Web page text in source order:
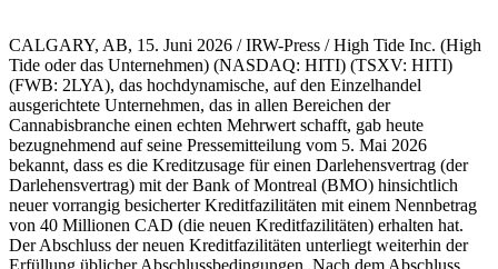
CALGARY, AB, 15. Juni 2026 / IRW-Press / High Tide Inc. (High
Tide oder das Unternehmen) (NASDAQ: HITI) (TSXV: HITI)
(FWB: 2LYA), das hochdynamische, auf den Einzelhandel
ausgerichtete Unternehmen, das in allen Bereichen der
Cannabisbranche einen echten Mehrwert schafft, gab heute
bezugnehmend auf seine Pressemitteilung vom 5. Mai 2026
bekannt, dass es die Kreditzusage für einen Darlehensvertrag (der
Darlehensvertrag) mit der Bank of Montreal (BMO) hinsichtlich
neuer vorrangig besicherter Kreditfazilitäten mit einem Nennbetrag
von 40 Millionen CAD (die neuen Kreditfazilitäten) erhalten hat.
Der Abschluss der neuen Kreditfazilitäten unterliegt weiterhin der
Erfüllung üblicher Abschlussbedingungen. Nach dem Abschluss